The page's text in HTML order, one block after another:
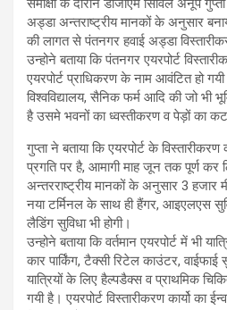
समीक्षा के दौरान डीजीएम सिविल अनूप
अड्डा अन्तराष्ट्रीय मानकों के अनुसार
की लागत से पंतनगर हवाई अड्डा
उन्होने बताया कि पंतनगर एयरपोर्ट
एयरपोर्ट प्राधिकरण के नाम आवंटित हो
विश्वविद्यालय, सैनिक फर्म आदि की जो भी
है उसमे भवनों का ध्वस्तीकरण व पेड़ों का
गुप्ता ने बताया कि एयरपोर्ट के विस्तारीकरण
प्रगति पर है, आमागी माह जून तक पूर्ण कर
अन्तरराष्ट्रीय मानकों के अनुसार 3 हजार
नया टर्मिनल के साथ ही हैंगर, आइएलएस
लैडिंग सुविधा भी होगी।
उन्होने बताया कि वर्तमान एयरपोर्ट में भी
कार पार्किंग, टैक्सी रिटेल काउंटर, वाईफाई
यात्रियों के लिए हैल्पडैक्स व प्राथमिक
गयी है। एयरपोर्ट विस्तारीकरण कार्यो का